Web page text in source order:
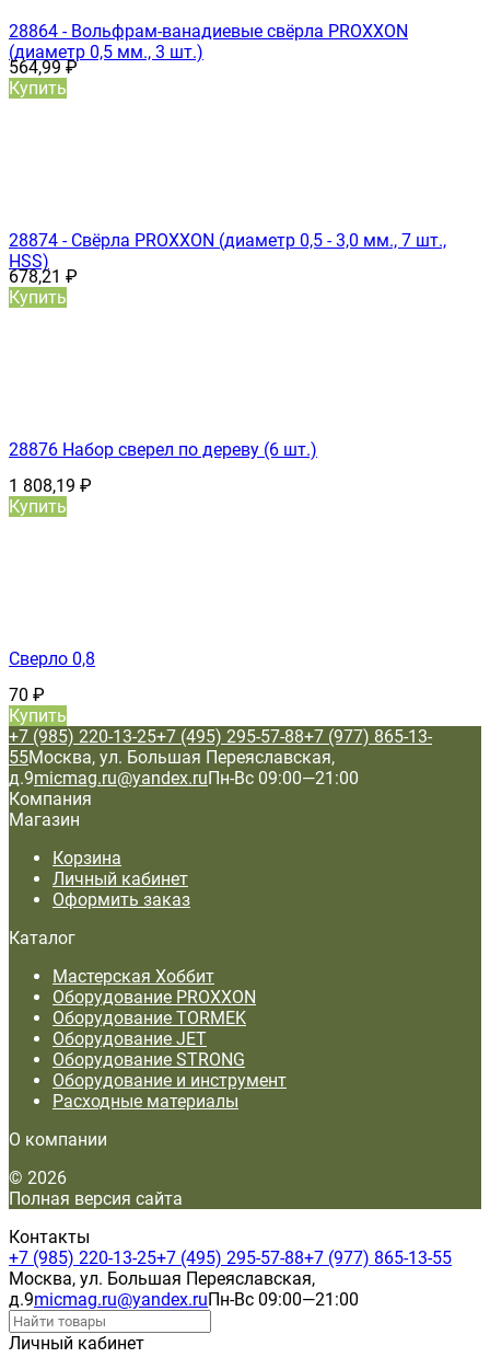
28864 - Вольфрам-ванадиевые свёрла PROXXON
(диаметр 0,5 мм., 3 шт.)
564,99₽
Купить
28874 - Свёрла PROXXON (диаметр 0,5 - 3,0 мм., 7 шт.,
HSS)
678,21 ₽
Купить
28876 Набор сверел по дереву (6 шт.)
1 808,19 ₽
Купить
Сверло 0,8
70 ₽
Купить
+7 (985) 220-13-25+7 (495) 295-57-88+7 (977) 865-13-
55Москва, ул. Большая Переяславская,
д.9micmag.ru@yandex.ruПн-Вс 09:00—21:00
Компания
Магазин
Корзина
Личный кабинет
Оформить заказ
Каталог
Мастерская Хоббит
Оборудование PROXXON
Оборудование TORMEK
Оборудование JET
Оборудование STRONG
Оборудование и инструмент
Расходные материалы
О компании
© 2026
Полная версия сайта
Контакты
+7 (985) 220-13-25+7 (495) 295-57-88+7 (977) 865-13-55
Москва, ул. Большая Переяславская,
д.9micmag.ru@yandex.ruПн-Вс 09:00—21:00
Личный кабинет